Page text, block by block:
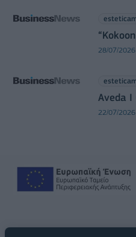
28/07/
Aveda I
22/07/